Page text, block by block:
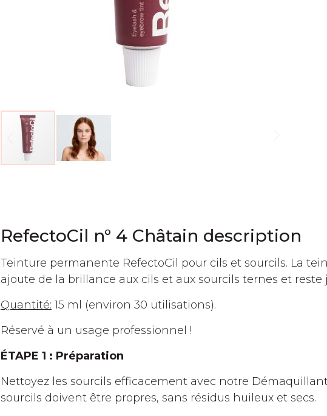
la
Galerie
d’images
RefectoCil n° 4 Châtain description
Teinture permanente RefectoCil pour cils et sourcils. La
ajoute de la brillance aux cils et aux sourcils ternes et reste
Quantité: 15 ml (environ 30 utilisations).
Réservé à un usage professionnel !
ÉTAPE 1 : Préparation
Nettoyez les sourcils efficacement avec notre
sourcils doivent être propres, sans résidus huileux et secs.